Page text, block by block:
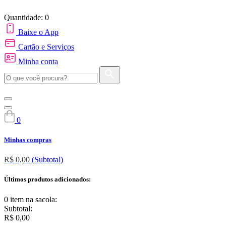
Quantidade: 0
Baixe o App
Cartão e Serviços
Minha conta
0
Minhas compras
R$ 0,00 (Subtotal)
Últimos produtos adicionados:
0 item na sacola:
Subtotal:
R$ 0,00